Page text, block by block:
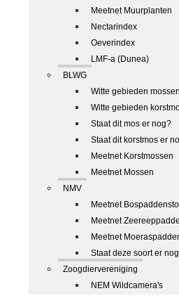
Meetnet Muurplanten
Nectarindex
Oeverindex
LMF-a (Dunea)
BLWG
Witte gebieden mossen
Witte gebieden
Staat dit mos er nog?
Staat dit korstmos er
Meetnet Korstmossen
Meetnet Mossen
NMV
Meetnet
Meetnet
Meetnet
Staat deze soort er
Zoogdiervereniging
NEM Wildcamera's